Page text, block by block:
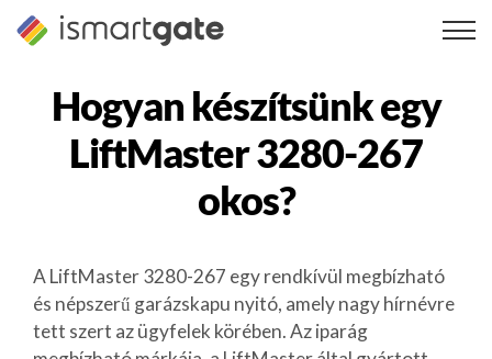
Ugrás
Hogyan készítsünk egy
LiftMaster 3280-267
okos?
A LiftMaster 3280-267 egy rendkívül megbízható
és népszerű garázskapu nyitó, amely nagy hírnévre
tett szert az ügyfelek körében. Az iparág